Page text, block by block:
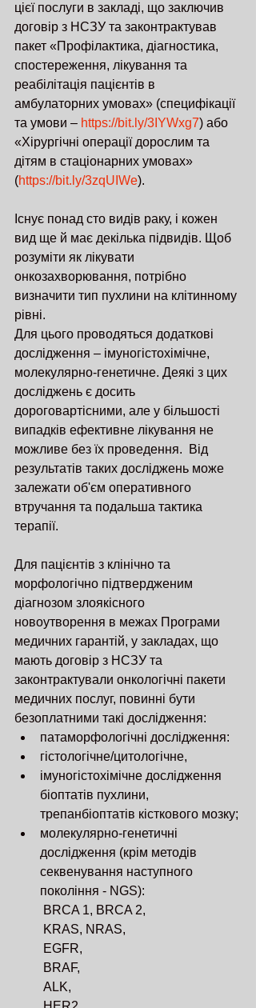
цієї послуги в закладі, що заключив
договір з НСЗУ та законтрактував
пакет «Профілактика, діагностика,
спостереження, лікування та
реабілітація пацієнтів в
амбулаторних умовах» (специфікації
та умови – https://bit.ly/3IYWxg7) або
«Хірургічні операції дорослим та
дітям в стаціонарних умовах»
(https://bit.ly/3zqUIWe).
Існує понад сто видів раку, і кожен
вид ще й має декілька підвидів. Щоб
розуміти як лікувати
онкозахворювання, потрібно
визначити тип пухлини на клітинному
рівні.
Для цього проводяться додаткові
дослідження – імуногістохімічне,
молекулярно-генетичне. Деякі з цих
досліджень є досить
дороговартісними, але у більшості
випадків ефективне лікування не
можливе без їх проведення.  Від
результатів таких досліджень може
залежати об'єм оперативного
втручання та подальша тактика
терапії.
Для пацієнтів з клінічно та
морфологічно підтвердженим
діагнозом злоякісного
новоутворення в межах Програми
медичних гарантій, у закладах, що
мають договір з НСЗУ та
законтрактували онкологічні пакети
медичних послуг, повинні бути
безоплатними такі дослідження:
патаморфологічні дослідження:
гістологічне/цитологічне,
імуногістохімічне дослідження
біоптатів пухлини,
трепанбіоптатів кісткового мозку;
молекулярно-генетичні
дослідження (крім методів
секвенування наступного
покоління - NGS):
ВRCA 1, BRCA 2,
KRAS, NRAS,
EGFR,
BRAF,
ALK,